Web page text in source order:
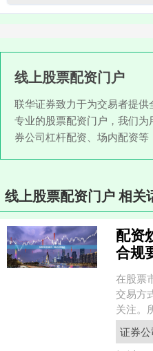
线上股票配资门户
联华证券致力于为交易者提
专业的股票配资门户，我们
券公司杠杆配资、场内配资等
线上股票配资门户 相关
配资
合规
在股票
交易方
关注。
资公司
票交易
证券